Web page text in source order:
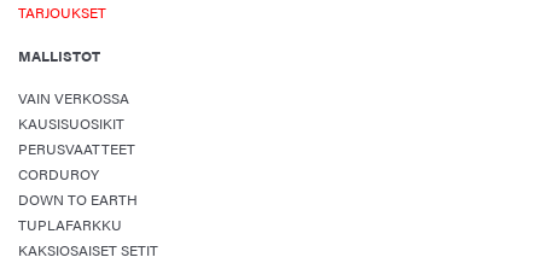
TARJOUKSET
MALLISTOT
VAIN VERKOSSA
KAUSISUOSIKIT
PERUSVAATTEET
CORDUROY
DOWN TO EARTH
TUPLAFARKKU
KAKSIOSAISET SETIT